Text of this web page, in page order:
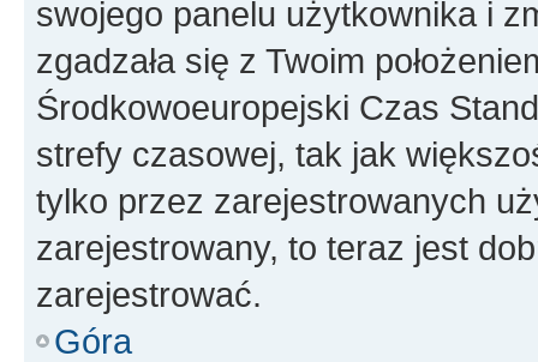
swojego panelu użytkownika i
zgadzała się z Twoim
Środkowoeuropejski Czas
strefy czasowej, tak jak
tylko przez zarejestrowanych
zarejestrowany, to teraz jest
zarejestrować.
Góra